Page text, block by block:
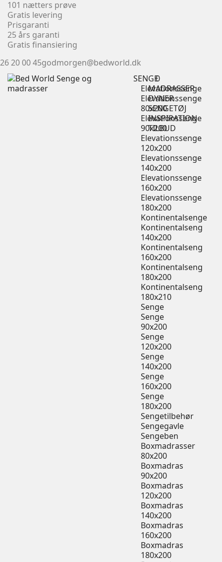
101 nætters prøve
Gratis levering
Prisgaranti
25 års garanti
Gratis finansiering
26 20 00 45godmorgen@bedworld.dk
SENGE
Elevationssenge
Elevationssenge
80x200
Elevationssenge
90x200
Elevationssenge
120x200
Elevationssenge
140x200
Elevationssenge
160x200
Elevationssenge
180x200
Kontinentalsenge
Kontinentalseng
140x200
Kontinentalseng
160x200
Kontinentalseng
180x200
Kontinentalseng
180x210
Senge
Senge
90x200
Senge
120x200
Senge
140x200
Senge
160x200
Senge
180x200
Sengetilbehør
Sengegavle
Sengeben
MADRASSER
Boxmadrasser
80x200
Boxmadras
90x200
Boxmadras
120x200
Boxmadras
140x200
Boxmadras
160x200
Boxmadras
180x200
DYNER
SENGETØJ
INSPIRATION
TILBUD
0